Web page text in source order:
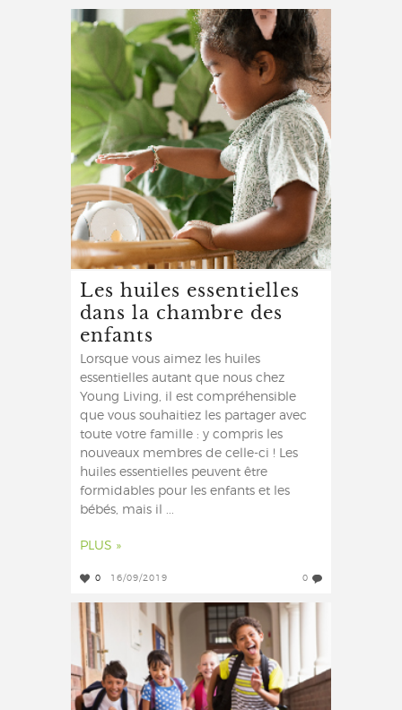
Les huiles essentielles
dans la chambre des
enfants
Lorsque vous aimez les huiles
essentielles autant que nous chez
Young Living, il est compréhensible
que vous souhaitiez les partager avec
toute votre famille : y compris les
nouveaux membres de celle-ci ! Les
huiles essentielles peuvent être
formidables pour les enfants et les
bébés, mais il ...
PLUS »
0 16/09/2019 0